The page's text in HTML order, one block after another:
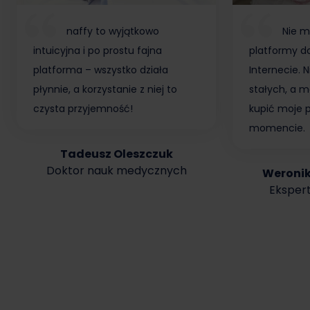
naffy to wyjątkowo
intuicyjna i po prostu fajna
platforma – wszystko działa
płynnie, a korzystanie z niej to
czysta przyjemność!
Tadeusz Oleszczuk
Doktor nauk medycznych
Nie
platformy
Internecie.
stałych, a
kupić moje
momencie.